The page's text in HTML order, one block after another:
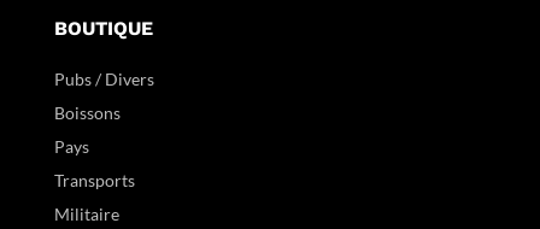
BOUTIQUE
Pubs / Divers
Boissons
Pays
Transports
Militaire